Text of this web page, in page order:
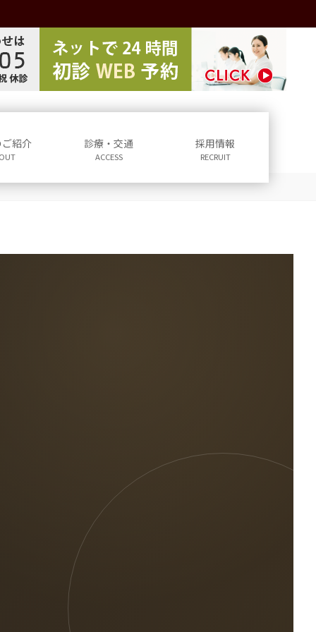
紹介 診療・交通
ACCESS
採用情報
RECRUIT